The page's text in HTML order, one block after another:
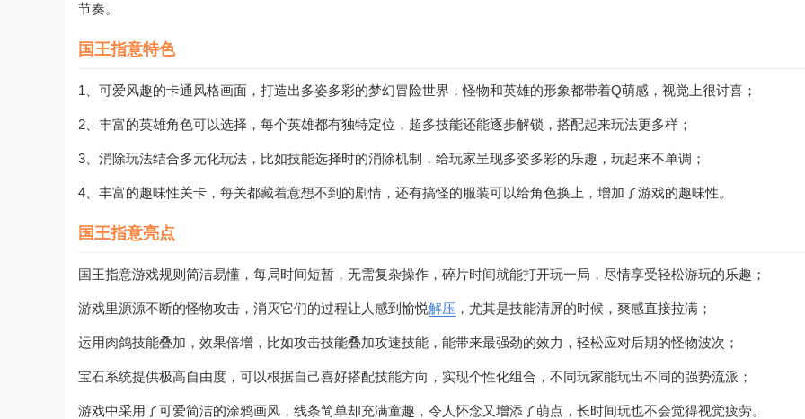
节奏。
国王指意特色
1、可爱风趣的卡通风格画面，打造出多姿多彩的梦幻冒险世界，怪物和英雄的形象都带着Q萌感，视觉上很讨喜；
2、丰富的英雄角色可以选择，每个英雄都有独特定位，超多技能还能逐步解锁，搭配起来玩法更多样；
3、消除玩法结合多元化玩法，比如技能选择时的消除机制，给玩家呈现多姿多彩的乐趣，玩起来不单调；
4、丰富的趣味性关卡，每关都藏着意想不到的剧情，还有搞怪的服装可以给角色换上，增加了游戏的趣味性。
国王指意亮点
国王指意游戏规则简洁易懂，每局时间短暂，无需复杂操作，碎片时间就能打开玩一局，尽情享受轻松游玩的乐趣；
游戏里源源不断的怪物攻击，消灭它们的过程让人感到愉悦解压 ，尤其是技能清屏的时候，爽感直接拉满；
运用肉鸽技能叠加，效果倍增，比如攻击技能叠加攻速技能，能带来最强劲的效力，轻松应对后期的怪物波次；
宝石系统提供极高自由度，可以根据自己喜好搭配技能方向，实现个性化组合，不同玩家能玩出不同的强势流派；
游戏中采用了可爱简洁的涂鸦画风，线条简单却充满童趣，令人怀念又增添了萌点，长时间玩也不会觉得视觉疲劳。